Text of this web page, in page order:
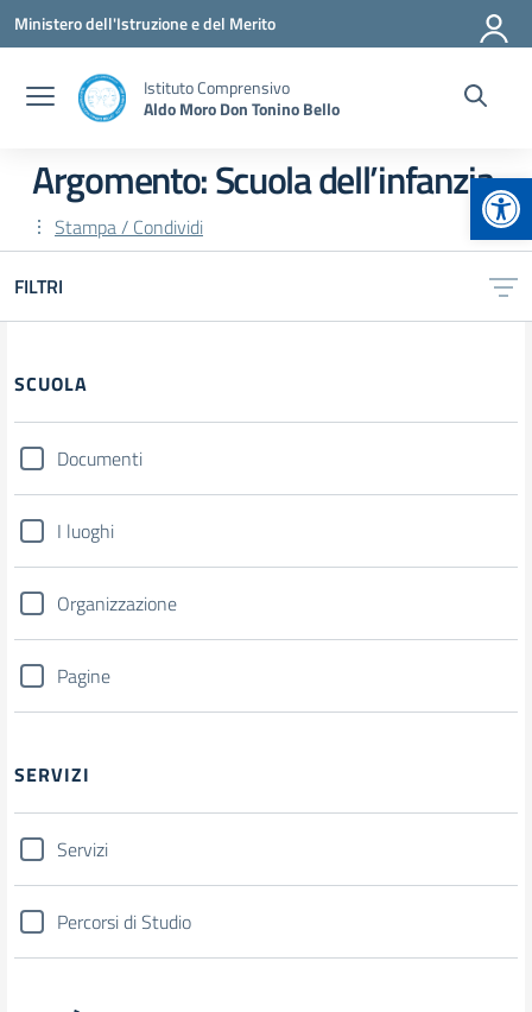
Vai ai contenuti
Vai al menu di navigazione
Vai al footer
Ministero dell'Istruzione e del Merito
Istituto Comprensivo
Aldo Moro Don Tonino Bello
Argomento: Scuola dell’infanzia
Stampa / Condividi
FILTRI
Filtri
SCUOLA
Documenti
I luoghi
Organizzazione
Pagine
SERVIZI
Servizi
Percorsi di Studio